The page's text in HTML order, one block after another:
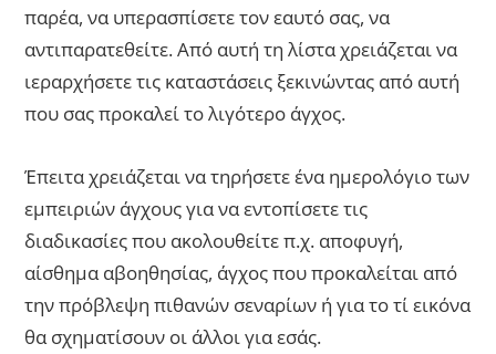
παρέα, να υπερασπίσετε τον εαυτό σας, να
αντιπαρατεθείτε. Από αυτή τη λίστα χρειάζεται να
ιεραρχήσετε τις καταστάσεις ξεκινώντας από αυτή
που σας προκαλεί το λιγότερο άγχος.
Έπειτα χρειάζεται να τηρήσετε ένα ημερολόγιο των
εμπειριών άγχους για να εντοπίσετε τις
διαδικασίες που ακολουθείτε π.χ. αποφυγή,
αίσθημα αβοηθησίας, άγχος που προκαλείται από
την πρόβλεψη πιθανών σεναρίων ή για το τί εικόνα
θα σχηματίσουν οι άλλοι για εσάς.